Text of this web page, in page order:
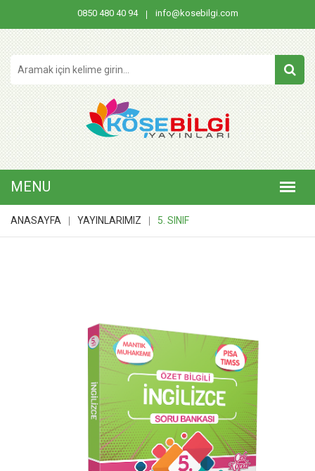
0850 480 40 94 info@kosebilgi.com
ANASAYFA YAYINLARIMIZ 5. SINIF